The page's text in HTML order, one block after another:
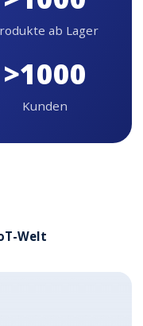
ab Lager
>1000
Kunden
Welt